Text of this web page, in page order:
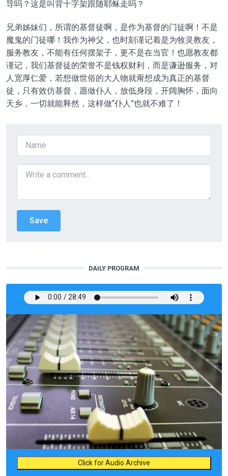
导吗？这是叫背十字架跟随耶稣走吗？
兄弟姊妹们，所谓的基督徒啊，是作为基督的门徒啊！不是
魔鬼的门徒哪！我作为神父，也时刻谨记着是为牧灵教友，
服务教友，不能有任何摆架子，更不是在当官！也愿教友都
谨记，我们基督徒的荣誉不是钱权财利，而是谦逊服务，对
人宽厚仁爱，若想做世俗的大人物就甭想成为真正的基督
徒，只有效仿基督，愿做仆人，放低身段，开阔胸怀，面向
天乡，一切就能释然，这样做“仆人”也就不难了！
DAILY PROGRAM
Click for Audio Archive